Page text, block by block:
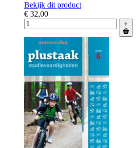
Bekijk dit product
€ 32,00
+